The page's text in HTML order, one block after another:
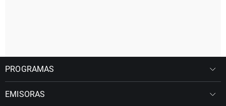
PROGRAMAS
EMISORAS